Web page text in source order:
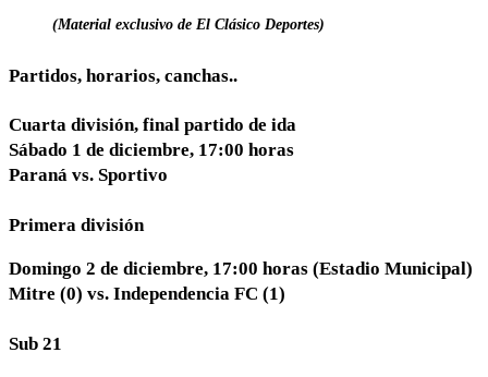
(Material exclusivo de El Clásico Deportes)
Partidos, horarios, canchas..
Cuarta división, final partido de ida
Sábado 1 de diciembre, 17:00 horas
Paraná vs. Sportivo
Primera división
Domingo 2 de diciembre, 17:00 horas (Estadio Municipal)
Mitre (0) vs. Independencia FC (1)
Sub 21